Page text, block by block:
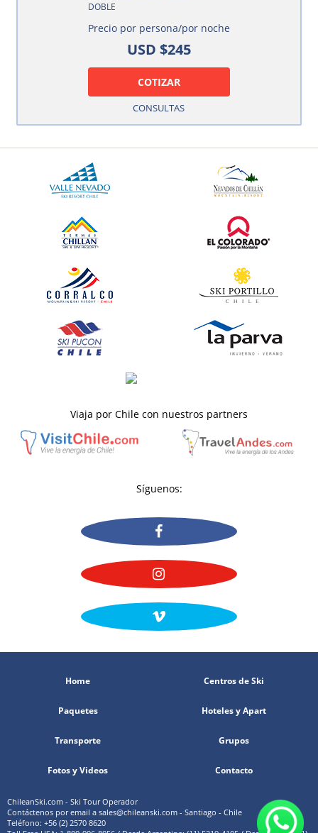
DOBLE
Precio por persona/por noche
USD $245
COTIZAR
CONSULTAS
Viaja por Chile con nuestros partners
Síguenos:
Home Centros de Ski
Paquetes Hoteles y Apart
Transporte Grupos
Fotos y Videos Contacto
ChileanSki.com - Ski Tour Operador
Contáctenos por email a sales@chileanski.com - Santiago - Chile
Teléfono: +56 (2) 2570 8620